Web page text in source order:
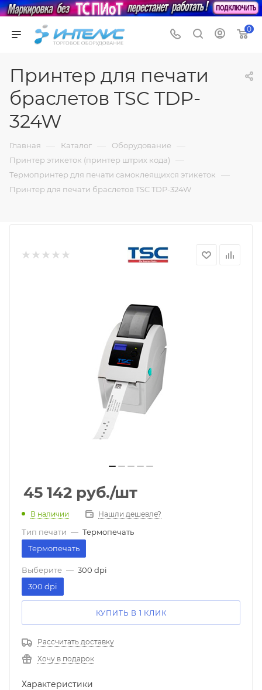
0
Принтер для печати
браслетов TSC TDP-
324W
Главная — Каталог — Оборудование —
Принтер этикеток (принтер штрих кода) —
Термопринтер для печати самоклеящихся этикеток —
Принтер для печати браслетов TSC TDP-324W
45 142 руб./шт
В наличии Нашли дешевле?
Тип печати — Термопечать
Термопечать
Выберите — 300 dpi
300 dpi
КУПИТЬ В 1 КЛИК
Рассчитать доставку
Хочу в подарок
Характеристики